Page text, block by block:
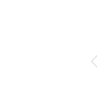
小
お届